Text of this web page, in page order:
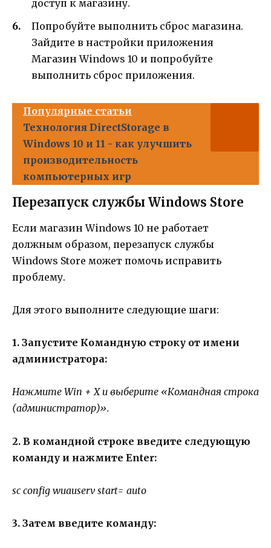
доступ к магазину.
Попробуйте выполнить сброс магазина.
Зайдите в настройки приложения
Магазин Windows 10 и попробуйте
выполнить сброс приложения.
Популярные статьи
Технология DirectStorage в
Windows 10 и 11 - как улучшить
производительность
компьютерных игр
Перезапуск службы Windows Store
Если магазин Windows 10 не работает
должным образом, перезапуск службы
Windows Store может помочь исправить
проблему.
Для этого выполните следующие шаги:
1. Запустите Командную строку от имени
администратора:
Нажмите Win + X и выберите «Командная строка
(администратор)».
2. В командной строке введите следующую
команду и нажмите Enter:
sc config wuauserv start= auto
3. Затем введите команду: